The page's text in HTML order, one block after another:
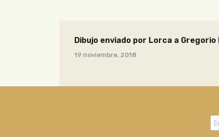
Dibujo enviado por Lorca a Gregorio
19 noviembre, 2018